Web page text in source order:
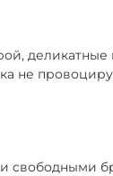
не
свободными